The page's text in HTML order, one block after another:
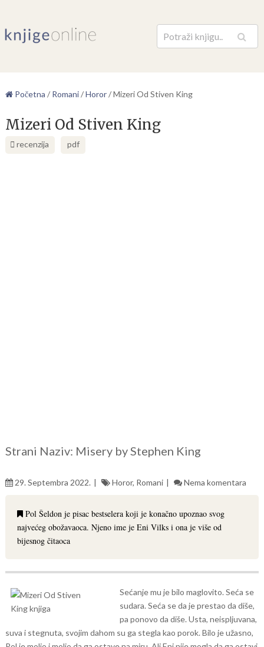
Pretraga
Početna / Romani/Horor/Mizeri Od Stiven King
Mizeri Od Stiven King
recenzija pdf
Strani Naziv: Misery by Stephen King
29. Septembra 2022. Horor, Romani Nema komentara
Pol Šeldon je pisac bestselera koji je konačno upoznao svog
najvećeg obožavaoca. Njeno ime je Eni Vilks i ona je više od
bijesnog čitaoca
Sećanje mu je bilo maglovito. Seća se
sudara. Seća se da je prestao da diše,
pa ponovo da diše. Usta, neispljuvana,
suva i stegnuta, svojim dahom su ga stegla kao porok. Bilo je užasno,